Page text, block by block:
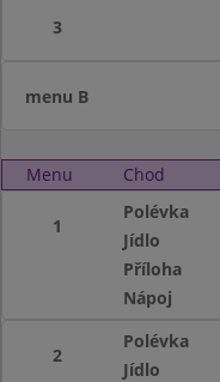
3
menu B
Menu Chod
1
Polévka
Jídlo
Příloha
Nápoj
2
Polévka
Jídlo